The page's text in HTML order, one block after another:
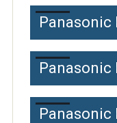
Panasonic
Panasonic
Panasonic